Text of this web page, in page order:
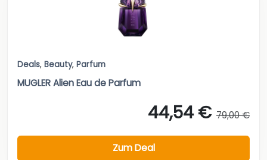
Deals, Beauty, Parfum
MUGLER Alien Eau de Parfum
44,54 € 79,00 €
Zum Deal